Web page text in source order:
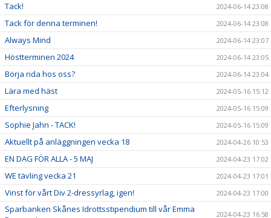
Tack! 2024-06-14 23:08
Tack för denna terminen! 2024-06-14 23:08
Always Mind 2024-06-14 23:07
Höstterminen 2024 2024-06-14 23:05
Börja rida hos oss? 2024-06-14 23:04
Lära med häst 2024-05-16 15:12
Efterlysning 2024-05-16 15:09
Sophie Jahn - TACK! 2024-05-16 15:09
Aktuellt på anläggningen vecka 18 2024-04-26 10:53
EN DAG FÖR ALLA - 5 MAJ 2024-04-23 17:02
WE tävling vecka 21 2024-04-23 17:01
Vinst för vårt Div 2-dressyrlag, igen! 2024-04-23 17:00
Sparbanken Skånes Idrottsstipendium till vår Emma
2024-04-23 16:58